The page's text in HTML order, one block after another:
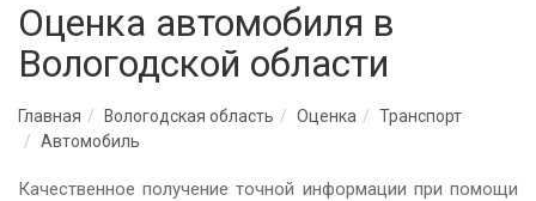
Оценка автомобиля в
Вологодской области
Главная Вологодская область Оценка
Транспорт
Автомобиль
Качественное получение точной информации при помощи